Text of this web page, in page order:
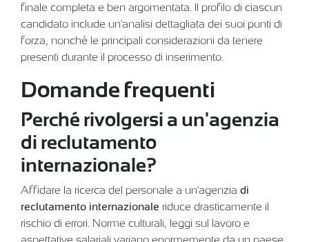
finale completa e ben argomentata. Il profilo di ciascun
candidato include un'analisi dettagliata dei suoi punti di
forza, nonché le principali considerazioni da tenere
presenti durante il processo di inserimento.
Domande frequenti
Perché rivolgersi a un'agenzia
di reclutamento
internazionale?
Affidare la ricerca del personale a un'agenzia di
reclutamento internazionale riduce drasticamente il
rischio di errori. Norme culturali, leggi sul lavoro e